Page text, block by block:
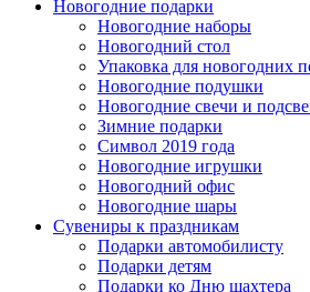
Новогодние подарки
Новогодние наборы
Новогодний стол
Упаковка для новогодних
Новогодние подушки
Новогодние свечи и
Зимние подарки
Символ 2019 года
Новогодние игрушки
Новогодний офис
Новогодние шары
Сувениры к праздникам
Подарки автомобилисту
Подарки детям
Подарки ко Дню шахтера